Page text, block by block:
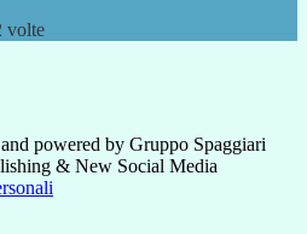
volte
powered by Gruppo Spaggiari
& New Social Media